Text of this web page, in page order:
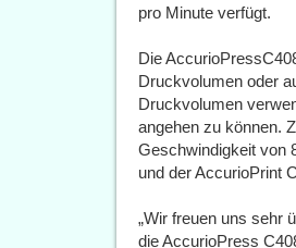
pro Minute verfügt.
Die
Druckvolumen oder
Druckvolumen
angehen zu können.
Geschwindigkeit von
und der AccurioPrint
„Wir freuen uns sehr
die AccurioPress